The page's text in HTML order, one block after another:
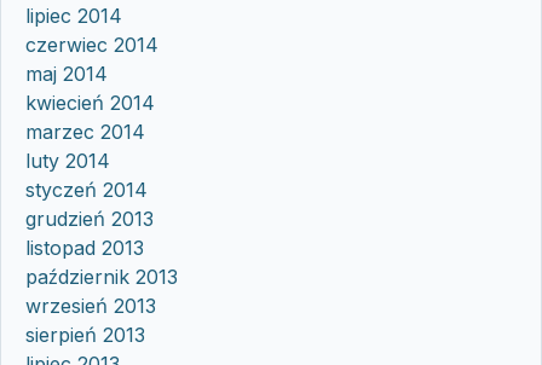
lipiec 2014
czerwiec 2014
maj 2014
kwiecień 2014
marzec 2014
luty 2014
styczeń 2014
grudzień 2013
listopad 2013
październik 2013
wrzesień 2013
sierpień 2013